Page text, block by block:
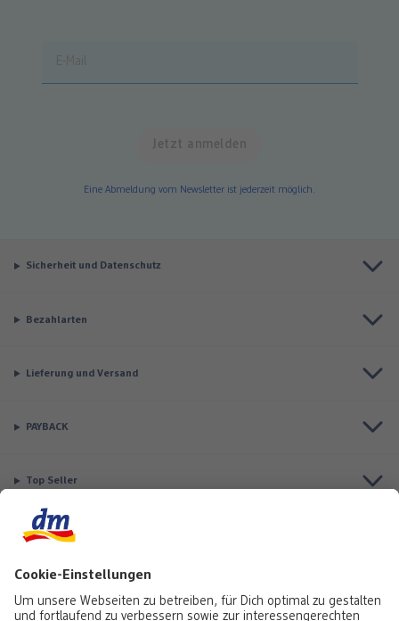
Eine Abmeldung vom Newsletter ist jederzeit möglich.
Sicherheit und Datenschutz
Bezahlarten
Lieferung und Versand
PAYBACK
Top Seller
Aktuell besonders beliebt